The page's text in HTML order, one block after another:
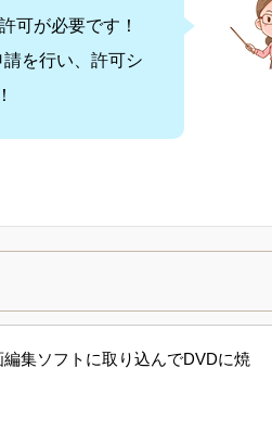
可が必要です！
を行い、許可シ
集ソフトに取り込んでDVDに焼